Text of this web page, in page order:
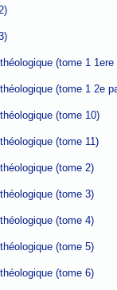
(tome 1 1ere
(tome 1 2e
(tome 10)
(tome 11)
(tome 2)
(tome 3)
(tome 4)
(tome 5)
(tome 6)